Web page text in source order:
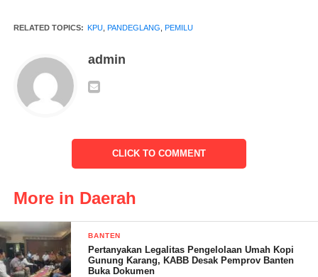
(1) ada beberapa syarat menjadi anggota KPPS Pemilu 2024,
yaitu
IKLAN FOKAR
Warga Negara Indonesia (WNI).
RELATED TOPICS: KPU, PANDEGLANG PEMILU
admin
CLICK TO COMMENT
More in Daerah
BANTEN
Pertanyakan Legalitas Pengelolaan Umah Kopi
Gunung Karang, KABB Desak Pemprov Banten
Buka Dokumen